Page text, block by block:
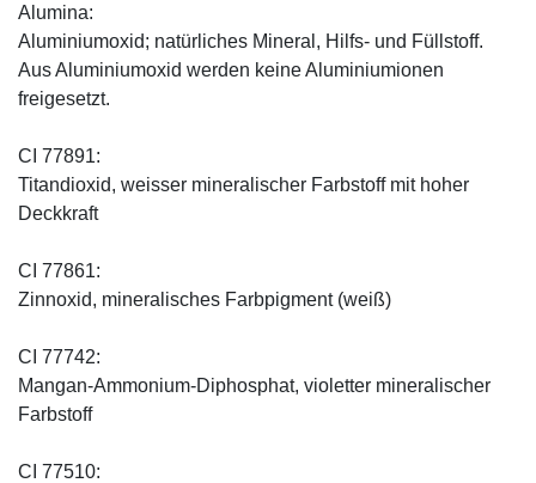
Alumina:
Aluminiumoxid; natürliches Mineral, Hilfs- und Füllstoff.
Aus Aluminiumoxid werden keine Aluminiumionen
freigesetzt.
CI 77891:
Titandioxid, weisser mineralischer Farbstoff mit hoher
Deckkraft
CI 77861:
Zinnoxid, mineralisches Farbpigment (weiß)
CI 77742:
Mangan-Ammonium-Diphosphat, violetter mineralischer
Farbstoff
CI 77510: